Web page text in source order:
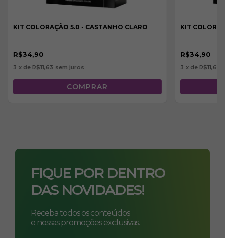
KIT COLORAÇÃO 5.0 - CASTANHO CLARO
R$34,90
3 x de R$11,63 sem juros
KIT
R$34,90
3 x de R$11,63
FIQUE POR DENTRO
DAS NOVIDADES!
Receba todos os conteúdos
e nossas promoções exclusivas.